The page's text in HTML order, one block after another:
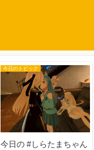
今日のトピック
今日の #しらたまちゃん